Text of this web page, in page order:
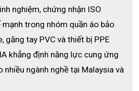
soát
dụng cụ thể
biến và đóng gói thực phẩm .
tích hóa chất
trong phòng thí nghiệm.
kiểm tra và đo lường
nghiệm, chứng nhận ISO
trong nhóm quần áo bảo
găng tay PVC và thiết bị PPE
khẳng định năng lực cung ứng
nhiều ngành nghề tại Malaysia và